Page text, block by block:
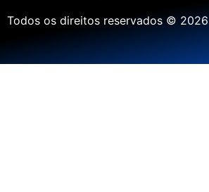
Todos os direitos reservados © 2026